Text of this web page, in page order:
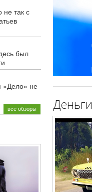
так с
был
не
все обзоры Деньги